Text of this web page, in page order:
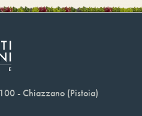
- Chiazzano (Pistoia)